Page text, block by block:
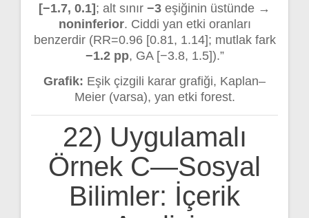
[−1.7, 0.1]; alt sınır −3 eşiğinin üstünde →
noninferior. Ciddi yan etki oranları
benzerdir (RR=0.96 [0.81, 1.14]; mutlak fark
−1.2 pp, GA [−3.8, 1.5]).”
Grafik: Eşik çizgili karar grafiği, Kaplan–
Meier (varsa), yan etki forest.
22) Uygulamalı
Örnek C—Sosyal
Bilimler: İçerik